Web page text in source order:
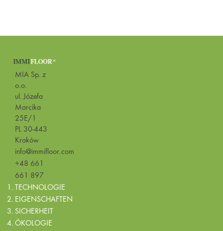
MIA Sp. z
o.o.
ul. Józefa
Marcika
25E/1
PL 30-443
Kraków
info@immifloor.com
+48 661
661 897
TECHNOLOGIE
EIGENSCHAFTEN
SICHERHEIT
ÖKOLOGIE